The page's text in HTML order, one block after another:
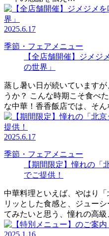
2025.6.17
季節・フェアメニュー
【全店舗開催】ジメジ
の世界」
蒸し暑い日が続いています
うか？ こんな時期こそ食べ
な中華！香香飯店では、そ
2025.6.17
季節・フェアメニュー
【期間限定】憧れの「
でご提供！
中華料理といえば、やはり
リッとした食感と、ジュー
てみたいと思う、憧れの高
2025.1.16